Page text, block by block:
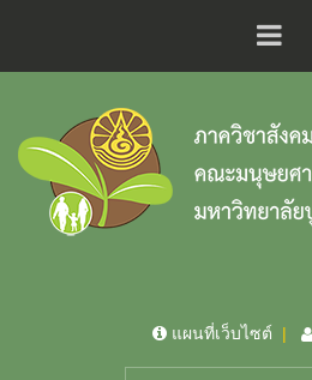
แผนที่เว็บไซต์